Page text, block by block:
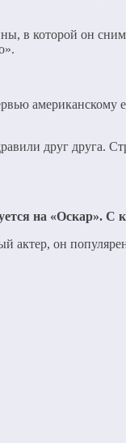
в которой он
американскому
друг друга.
на «Оскар». С
он